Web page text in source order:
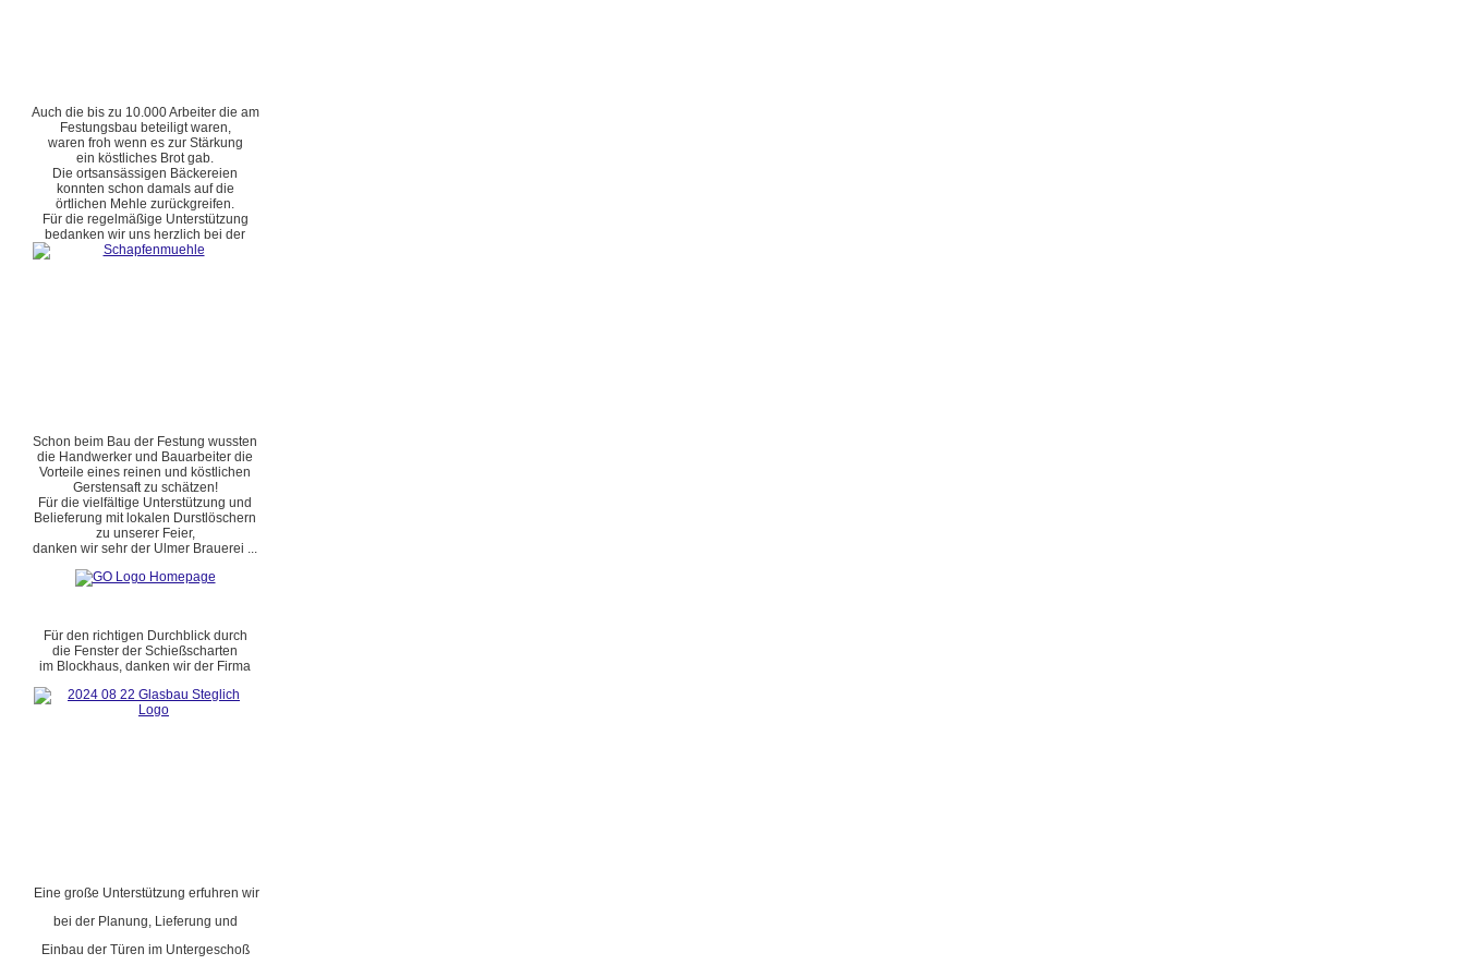
Auch die bis zu 10.000 Arbeiter die am
Festungsbau beteiligt waren,
waren froh wenn es zur Stärkung
ein köstliches Brot gab.
Die ortsansässigen Bäckereien
konnten schon damals auf die
örtlichen Mehle zurückgreifen.
Für die regelmäßige Unterstützung
bedanken wir uns herzlich bei der
Schon beim Bau der Festung wussten
die Handwerker und Bauarbeiter die
Vorteile eines reinen und köstlichen
Gerstensaft zu schätzen!
Für die vielfältige Unterstützung und
Belieferung mit lokalen Durstlöschern
zu unserer Feier,
danken wir sehr der Ulmer Brauerei ...
Für den richtigen Durchblick durch
die Fenster der Schießscharten
im Blockhaus, danken wir der Firma
Eine große Unterstützung erfuhren wir
bei der Planung, Lieferung und
Einbau der Türen im Untergeschoß